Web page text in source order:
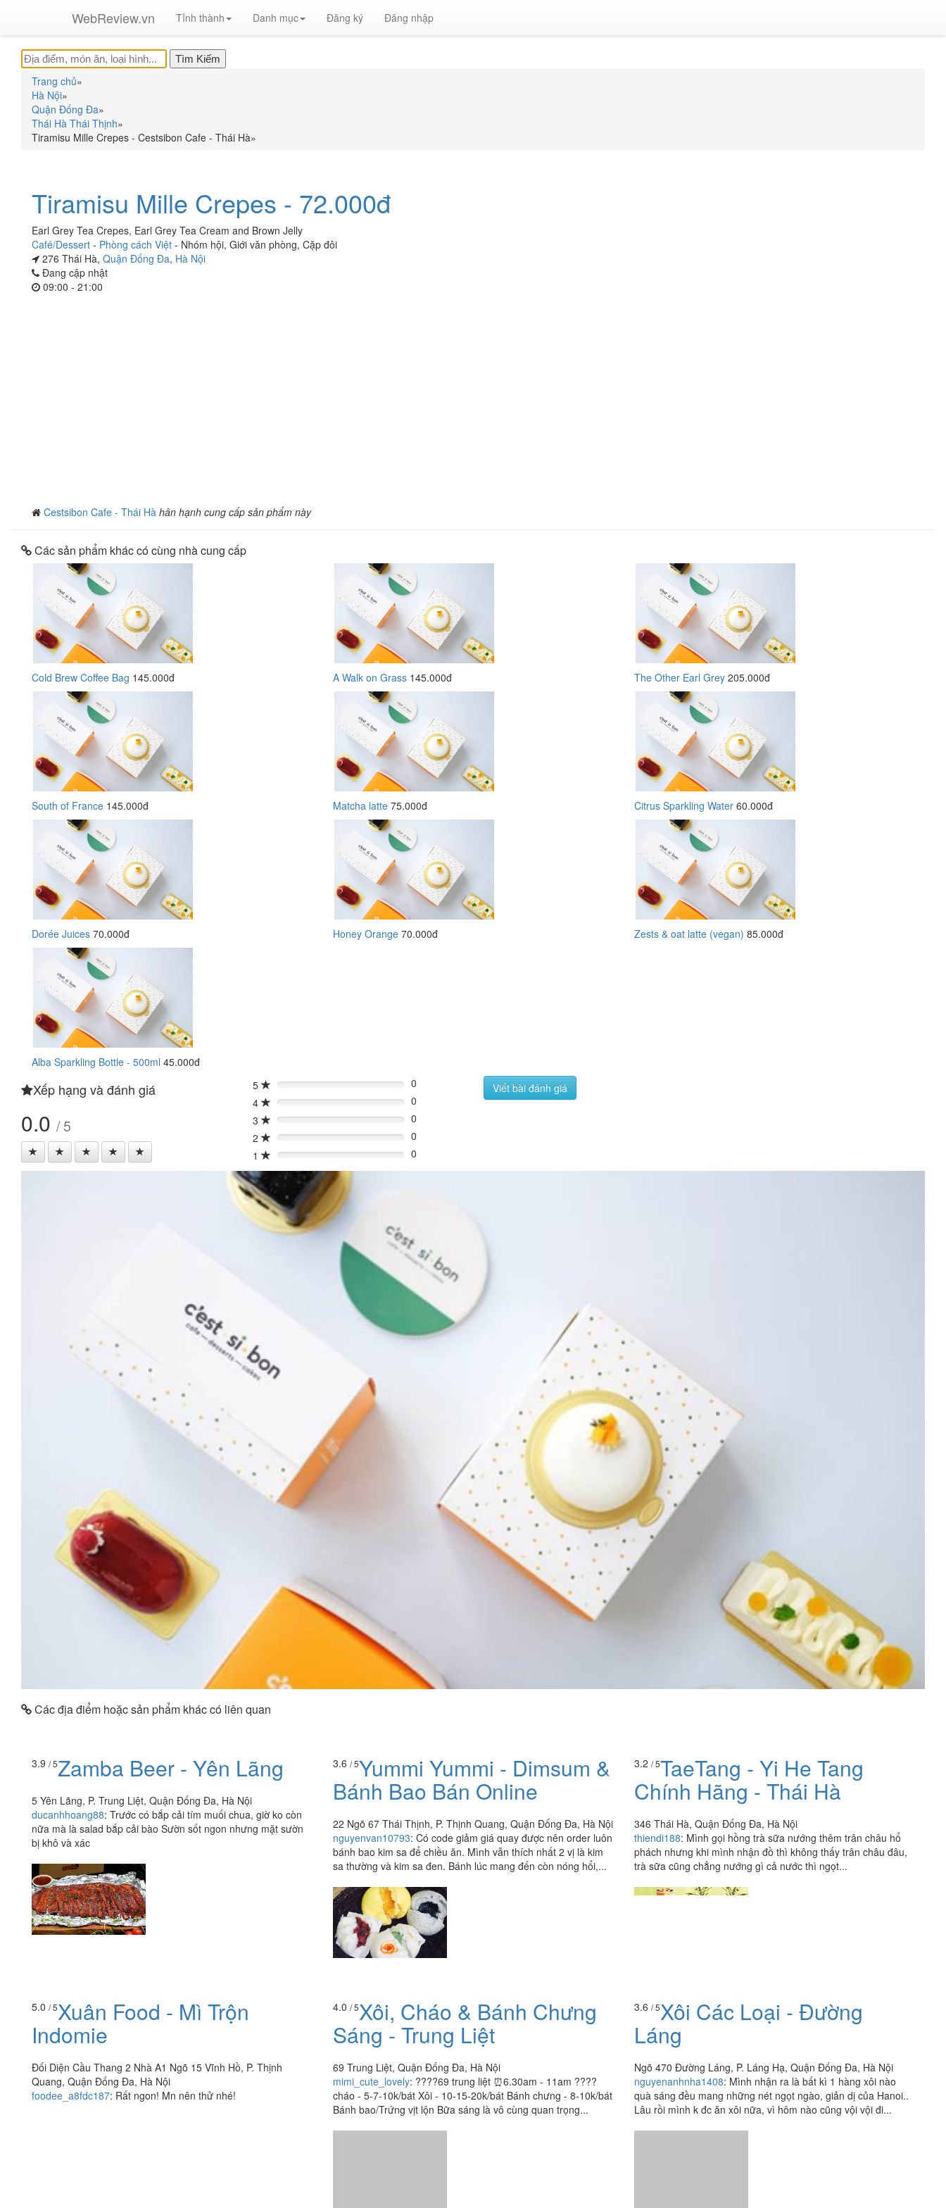
WebReview.vn Tỉnh thành Danh mục Đăng ký Đăng nhập
Trang chủ»
Hà Nội»
Quận Đống Đa»
Thái Hà Thái Thịnh»
Tiramisu Mille Crepes - Cestsibon Cafe - Thái Hà»
Tiramisu Mille Crepes - 72.000đ
Earl Grey Tea Crepes, Earl Grey Tea Cream and Brown Jelly
Café/Dessert - Phòng cách Việt - Nhóm hội, Giới văn phòng, Cặp đôi
276 Thái Hà, Quận Đống Đa, Hà Nội
Đang cập nhật
09:00 - 21:00
Cestsibon Cafe - Thái Hà hân hạnh cung cấp sản phẩm này
Các sản phẩm khác có cùng nhà cung cấp
Cold Brew Coffee Bag 145.000đ A Walk on Grass 145.000đ The Other Earl Grey 205.000đ
South of France 145.000đ Matcha latte 75.000đ Citrus Sparkling Water 60.000đ
Dorée Juices 70.000đ Honey Orange 70.000đ Zests & oat latte (vegan) 85.000đ
Alba Sparkling Bottle - 500ml 45.000đ
Xếp hạng và đánh giá
0.0 / 5
5 0%
0
4
0%
0
3
0%
0
2
0%
0
1
0% 0
Viết bài đánh giá
Các địa điểm hoặc sản phẩm khác có liên quan
3.9 / 5Zamba Beer - Yên Lãng
5 Yên Lãng, P. Trung Liệt, Quận Đống Đa, Hà Nội
ducanhhoang88: Trước có bắp cải tím muối chua, giờ ko còn
nữa mà là salad bắp cải bào Sườn sốt ngon nhưng mặt sườn
bị khô và xác
3.6 / 5Yummi Yummi - Dimsum &
Bánh Bao Bán Online
22 Ngõ 67 Thái Thịnh, P. Thịnh Quang, Quận Đống Đa, Hà Nội
nguyenvan10793: Có code giảm giá quay được nên order luôn
bánh bao kim sa để chiều ăn. Mình vẫn thích nhất 2 vị là kim
sa thường và kim sa đen. Bánh lúc mang đến còn nóng hổi,...
3.2 / 5TaeTang - Yi He Tang
Chính Hãng - Thái Hà
346 Thái Hà, Quận Đống Đa, Hà Nội
thiendi188: Mình gọi hồng trà sữa nướng thêm trân châu hổ
phách nhưng khi mình nhận đồ thì không thấy trân châu đâu,
trà sữa cũng chẳng nướng gì cả nước thì ngọt...
5.0 / 5Xuân Food - Mì Trộn
Indomie
Đối Diện Cầu Thang 2 Nhà A1 Ngõ 15 Vĩnh Hồ, P. Thịnh
Quang, Quận Đống Đa, Hà Nội
foodee_a8fdc187: Rất ngon! Mn nên thử nhé!
4.0 / 5Xôi, Cháo & Bánh Chưng
Sáng - Trung Liệt
69 Trung Liệt, Quận Đống Đa, Hà Nội
mimi_cute_lovely: ????69 trung liệt ⏰6.30am - 11am ????
cháo - 5-7-10k/bát Xôi - 10-15-20k/bát Bánh chưng - 8-10k/bát
Bánh bao/Trứng vịt lộn Bữa sáng là vô cùng quan trọng...
3.6 / 5Xôi Các Loại - Đường
Láng
Ngõ 470 Đường Láng, P. Láng Hạ, Quận Đống Đa, Hà Nội
nguyenanhnha1408: Mình nhận ra là bất kì 1 hàng xôi nào
quà sáng đều mang những nét ngọt ngào, giản dị của Hanoi..
Lâu rồi mình k đc ăn xôi nữa, vì hôm nào cũng vội vội đi...